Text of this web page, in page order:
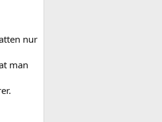
nur
man